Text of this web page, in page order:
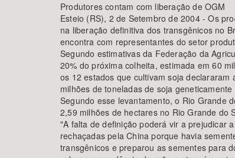
Produtores contam com liberação de OGM
Esteio (RS), 2 de Setembro de 2004 - Os
na liberação definitiva dos transgênicos no
encontra com representantes do setor
Segundo estimativas da Federação da
20% do próxima colheita, estimada em 60
os 12 estados que cultivam soja
milhões de toneladas de soja
Segundo esse levantamento, o Rio Grande
2,59 milhões de hectares no Rio Grande do
"A falta de definição poderá vir a prejudicar
rechaçadas pela China porque havia
transgênicos e preparou as sementes para